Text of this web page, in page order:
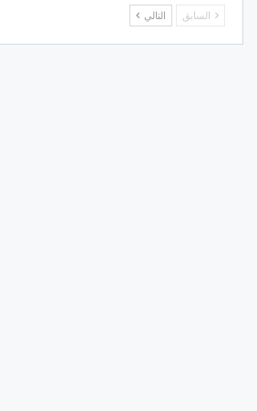
السابق التالي